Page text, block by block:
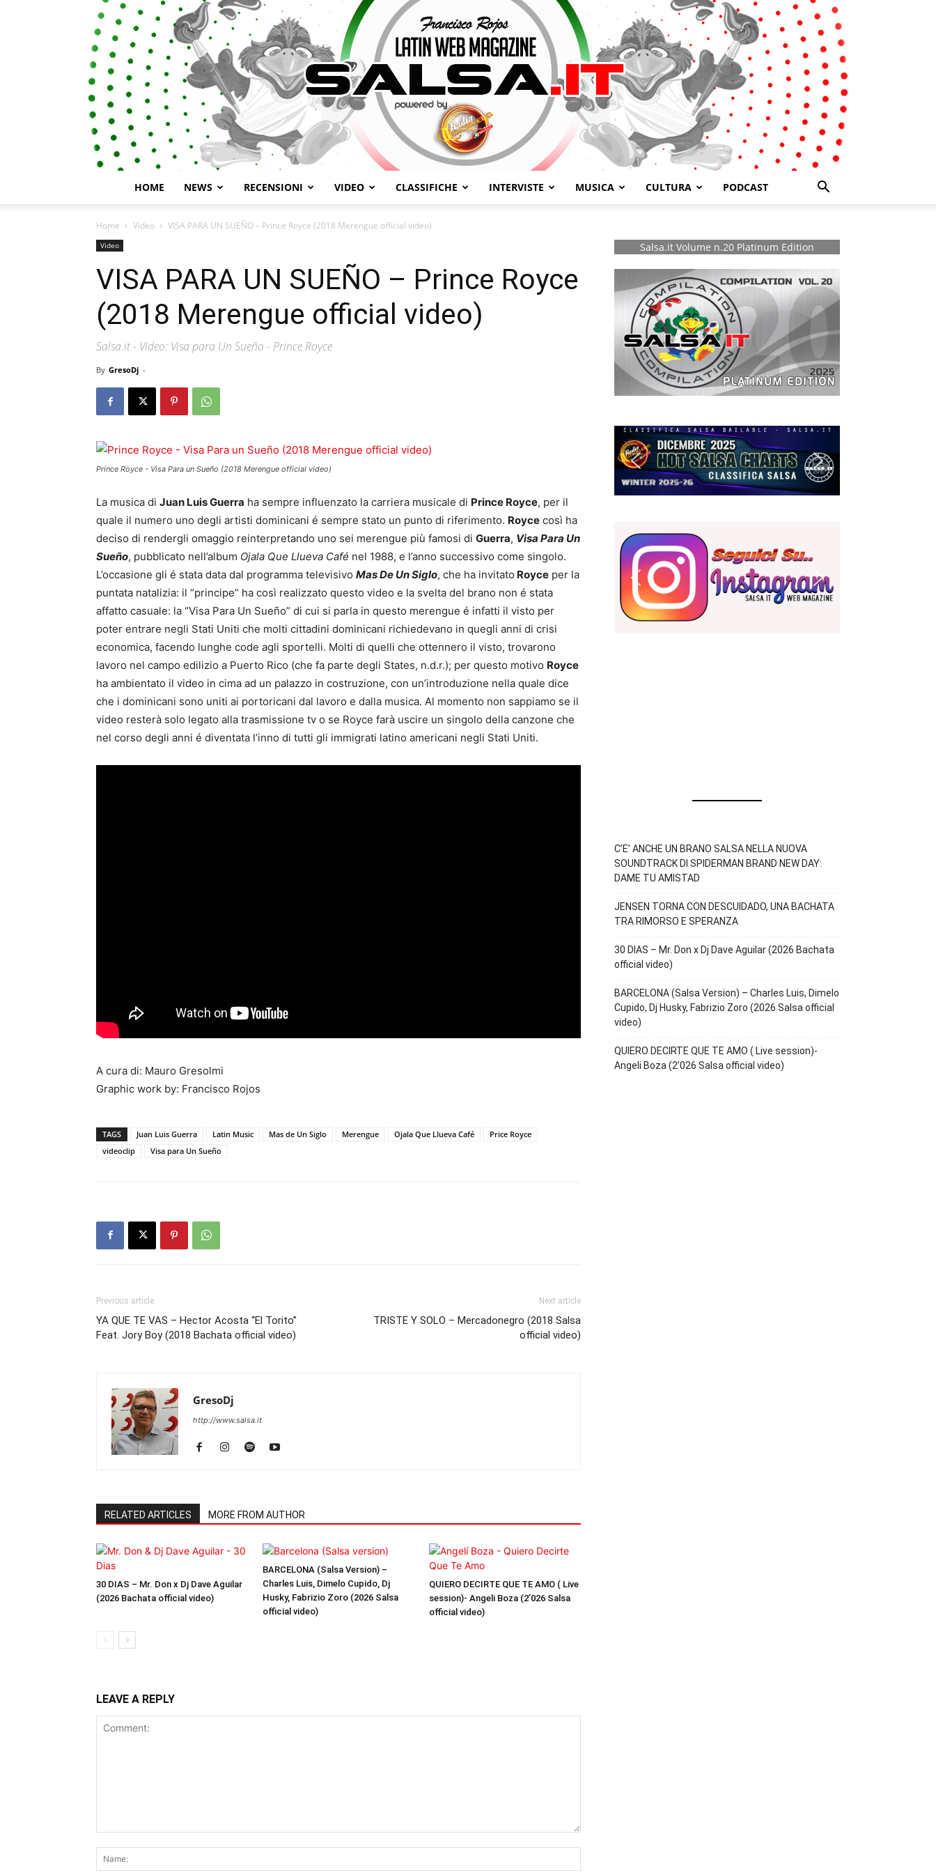
HOME NEWS RECENSIONI VIDEO CLASSIFICHE INTERVISTE MUSICA CULTURA PODCAST
Home Video VISA PARA UN SUEÑO – Prince Royce (2018 Merengue official video)
Video
VISA PARA UN SUEÑO – Prince Royce
(2018 Merengue official video)
Salsa.it - Video: Visa para Un Sueño - Prince Royce
By GresoDj -
Prince Royce - Visa Para un Sueño (2018 Merengue official video)
La musica di Juan Luis Guerra ha sempre influenzato la carriera musicale di Prince Royce, per il
quale il numero uno degli artisti dominicani é sempre stato un punto di riferimento. Royce così ha
deciso di rendergli omaggio reinterpretando uno sei merengue più famosi di Guerra, Visa Para Un
Sueño, pubblicato nell’album Ojala Que Llueva Café nel 1988, e l’anno successivo come singolo.
L’occasione gli é stata data dal programma televisivo Mas De Un Siglo, che ha invitato Royce per la
puntata natalizia: il “principe” ha così realizzato questo video e la svelta del brano non é stata
affatto casuale: la “Visa Para Un Sueño” di cui si parla in questo merengue é infatti il visto per
poter entrare negli Stati Uniti che molti cittadini dominicani richiedevano in quegli anni di crisi
economica, facendo lunghe code agli sportelli. Molti di quelli che ottennero il visto, trovarono
lavoro nel campo edilizio a Puerto Rico (che fa parte degli States, n.d.r.); per questo motivo Royce
ha ambientato il video in cima ad un palazzo in costruzione, con un’introduzione nella quale dice
che i dominicani sono uniti ai portoricani dal lavoro e dalla musica. Al momento non sappiamo se il
video resterà solo legato alla trasmissione tv o se Royce farà uscire un singolo della canzone che
nel corso degli anni é diventata l’inno di tutti gli immigrati latino americani negli Stati Uniti.
A cura di: Mauro Gresolmi
Graphic work by: Francisco Rojos
TAGS Juan Luis Guerra Latin Music Mas de Un Siglo Merengue Ojala Que Llueva Café
Price Royce
videoclip
Visa para Un Sueño
Previous article
YA QUE TE VAS – Hector Acosta “El Torito”
Feat. Jory Boy (2018 Bachata official video)
Next article
TRISTE Y SOLO – Mercadonegro (2018 Salsa
official video)
GresoDj
http://www.salsa.it
RELATED ARTICLES MORE FROM AUTHOR
30 DIAS – Mr. Don x Dj Dave Aguilar
(2026 Bachata official video)
BARCELONA (Salsa Version) –
Charles Luis, Dimelo Cupido, Dj
Husky, Fabrizio Zoro (2026 Salsa
official video)
QUIERO DECIRTE QUE TE AMO ( Live
session)- Angeli Boza (2’026 Salsa
official video)
LEAVE A REPLY
Salsa.it Volume n.20 Platinum Edition
C’E’ ANCHE UN BRANO SALSA NELLA NUOVA
SOUNDTRACK DI SPIDERMAN BRAND NEW DAY:
DAME TU AMISTAD
JENSEN TORNA CON DESCUIDADO, UNA BACHATA
TRA RIMORSO E SPERANZA
30 DIAS – Mr. Don x Dj Dave Aguilar (2026 Bachata
official video)
BARCELONA (Salsa Version) – Charles Luis, Dimelo
Cupido, Dj Husky, Fabrizio Zoro (2026 Salsa official
video)
QUIERO DECIRTE QUE TE AMO ( Live session)-
Angeli Boza (2’026 Salsa official video)